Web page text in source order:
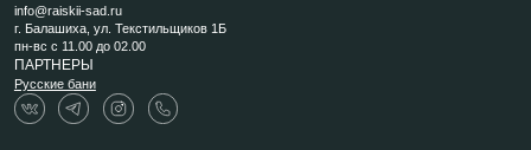
info@raiskii-sad.ru
г. Балашиха, ул. Текстильщиков 1Б
пн-вс с 11.00 до 02.00
ПАРТНЕРЫ
Русские бани